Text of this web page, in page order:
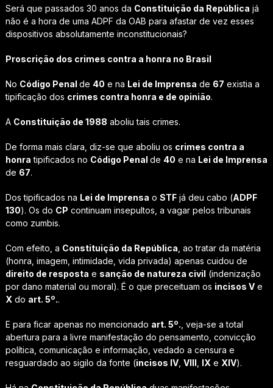
Será que passados 30 anos da Constituição da República já
não é a hora de uma ADPF da OAB para afastar de vez esses
dispositivos absolutamente inconstitucionais?
Proscrição dos crimes contra a honra no Brasil
No Código Penal de 40 e na Lei de Imprensa de 67 existia a
tipificação dos crimes contra honra e de opinião.
A Constituição de 1988 aboliu tais crimes.
De forma mais clara, diz-se que aboliu os crimes contra a
honra tipificados no Código Penal de 40 e na Lei de Imprensa
de 67.
Dos tipificados na Lei de Imprensa o STFjá deu cabo (ADPF
130). Os do CP continuam insepultos, a vagar pelos tribunais
como zumbis.
Com efeito, a Constituição da República , ao tratar da matéria
(honra, imagem, intimidade, vida privada) apenas cuidou de
direito de resposta e sanção de natureza civil (indenização
por dano material ou moral). É o que preceituam os incisos Ve
X do art. 5º..
E para ficar apenas no mencionado art. 5º. , veja-se a total
abertura para a livre manifestação do pensamento, convicção
política, comunicação e informação, vedado a censura e
resguardado ao sigilo da fonte (incisos IV, VIII IX e XIV).